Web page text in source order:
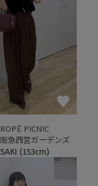
ROPÉ PICNIC
阪急西宮ガーデンズ
SAKI (153cm)